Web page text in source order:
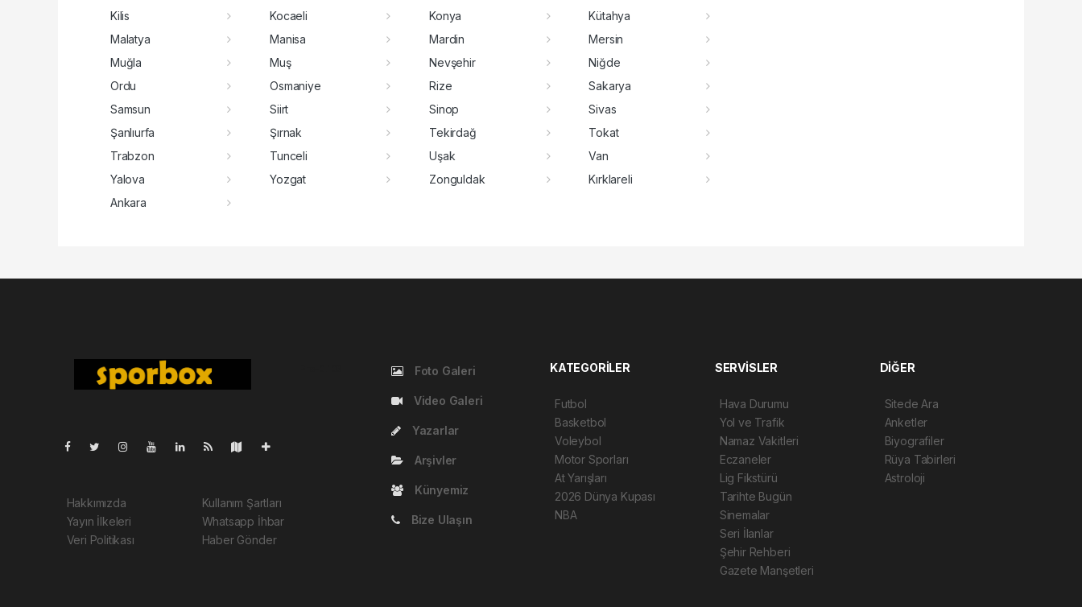
Kilis
Kocaeli Konya
Kütahya
Malatya
Manisa Mardin
Mersin
Muğla
Muş Nevşehir
Niğde
Ordu
Osmaniye Rize
Sakarya
Samsun
Siirt Sinop
Sivas
Şanlıurfa
Şırnak Tekirdağ
Tokat
Trabzon
Tunceli Uşak
Van
Yalova
Yozgat Zonguldak
Kırklareli
Ankara
Hakkımızda
Yayın İlkeleri
Veri Politikası
Kullanım Şartları
Whatsapp İhbar
Haber Gönder
Foto Galeri
Video Galeri
Yazarlar
Arşivler
Künyemiz
Bize Ulaşın
KATEGORİLER
Futbol
Basketbol
Voleybol
Motor Sporları
At Yarışları
2026 Dünya Kupası
NBA
SERVİSLER
Hava Durumu
Yol ve Trafik
Namaz Vakitleri
Eczaneler
Lig Fikstürü
Tarihte Bugün
Sinemalar
Seri İlanlar
Şehir Rehberi
Gazete Manşetleri
DİĞER
Sitede Ara
Anketler
Biyografiler
Rüya Tabirleri
Astroloji